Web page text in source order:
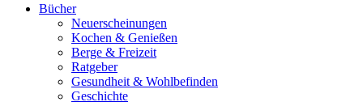
Bücher
Neuerscheinungen
Kochen & Genießen
Berge & Freizeit
Ratgeber
Gesundheit & Wohlbefinden
Geschichte